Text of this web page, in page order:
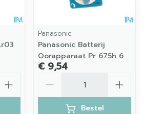
Panasonic
Panasonic Batterij
Oorapparaat Pr 675h 6
€ 9,54
Bestel